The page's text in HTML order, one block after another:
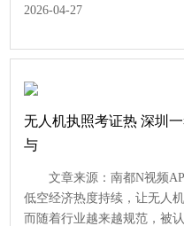
2026-04-27
无人机执照考证热 深圳
与
文章来源：南都N视频
低空经济热度持续，让无人
而随着行业越来越规范，被